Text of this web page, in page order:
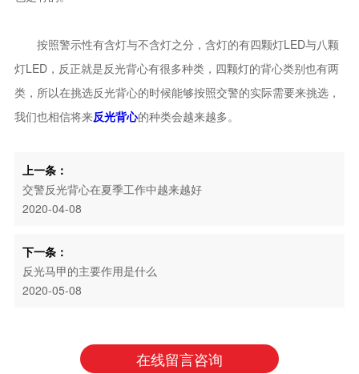
按照警示性有含灯与不含灯之分，含灯的有四颗灯LED与八颗
灯LED，反正就是反光背心有很多种类，四颗灯的背心类别也有两
类，所以在挑选反光背心的时候能够按照交警的实际需要来挑选，
我们也相信将来反光背心的种类会越来越多。
上一条：
交警反光背心在夏季工作中越来越好
2020-04-08
下一条：
反光马甲的主要作用是什么
2020-05-08
在线留言咨询